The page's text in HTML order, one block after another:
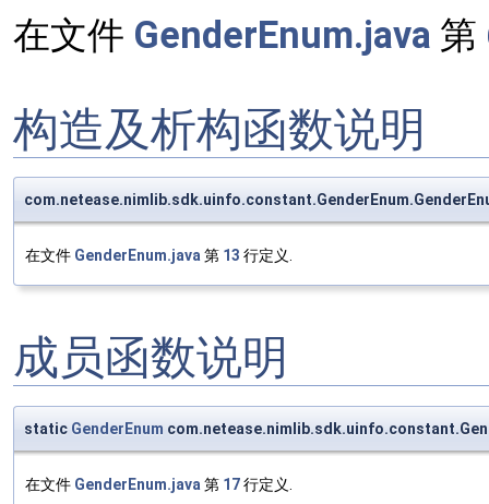
在文件 GenderEnum.java 第
构造及析构函数说明
在文件 GenderEnum.java第 13 行定义.
成员函数说明
static GenderEnum
在文件 GenderEnum.java 第 17行定义.